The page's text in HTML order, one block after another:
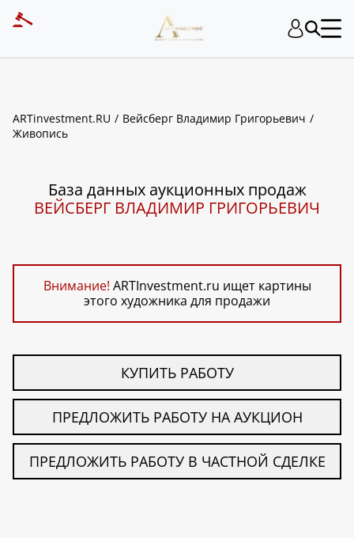
ARTinvestment.RU
Вейсберг Владимир Григорьевич
Живопись
База данных аукционных продаж
ВЕЙСБЕРГ ВЛАДИМИР ГРИГОРЬЕВИЧ
Внимание! ARTInvestment.ru ищет картины
этого художника для продажи
КУПИТЬ РАБОТУ
ПРЕДЛОЖИТЬ РАБОТУ НА АУКЦИОН
ПРЕДЛОЖИТЬ РАБОТУ В ЧАСТНОЙ СДЕЛКЕ